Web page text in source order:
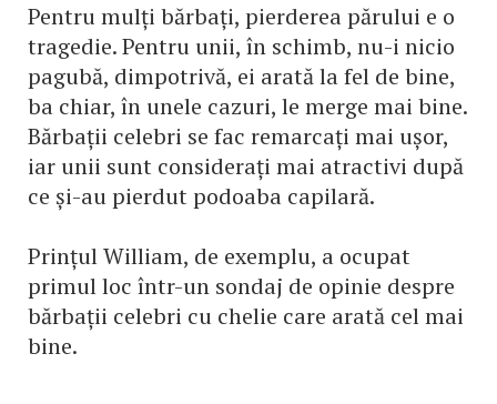
Pentru mulți bărbați, pierderea părului e o
tragedie. Pentru unii, în schimb, nu-i nicio
pagubă, dimpotrivă, ei arată la fel de bine,
ba chiar, în unele cazuri, le merge mai bine.
Bărbații celebri se fac remarcați mai ușor,
iar unii sunt considerați mai atractivi după
ce și-au pierdut podoaba capilară.
Prințul William, de exemplu, a ocupat
primul loc într-un sondaj de opinie despre
bărbații celebri cu chelie care arată cel mai
bine.